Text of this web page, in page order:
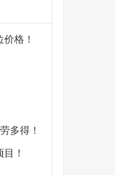
格！
多得！
！